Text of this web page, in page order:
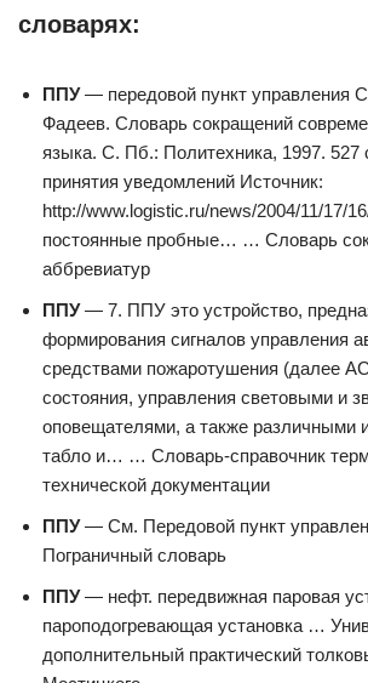
словарях:
ППУ— передовой пункт управления
Фадеев. Словарь сокращений
языка. С. Пб.: Политехника, 1997. 527
принятия уведомлений Источник:
http://www.logistic.ru/news/2004/11/17/
постоянные пробные… … Словарь
аббревиатур
ППУ— 7. ППУ это устройство,
формирования сигналов управления
средствами пожаротушения (далее
состояния, управления световыми и
оповещателями, а также
табло и… … Словарь-справочник
технической документации
ППУ— См. Передовой пункт
Пограничный словарь
ППУ— нефт. передвижная паровая
пароподогревающая установка …
дополнительный практический